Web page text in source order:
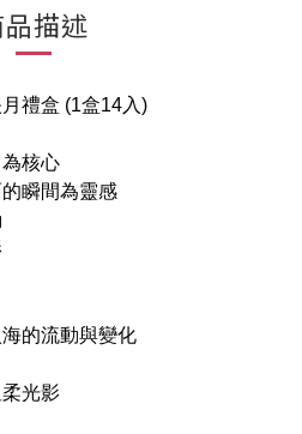
描述
禮盒 (1盒14入)
核心
瞬間為靈感
的流動與變化
光影